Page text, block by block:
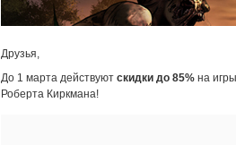
Друзья,
До 1 марта действуют скидки до 85% на
Роберта Киркмана!